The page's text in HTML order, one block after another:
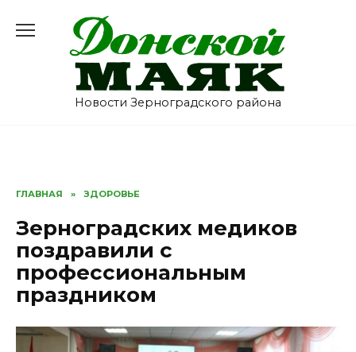
содержанию
Новости Зерноградского района
ГЛАВНАЯ » ЗДОРОВЬЕ
Зерноградских медиков
поздравили с
профессиональным
праздником